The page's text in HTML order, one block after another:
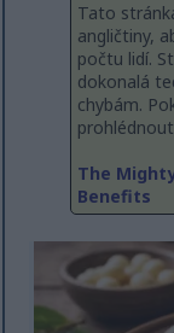
Tato
angličtiny,
počtu lidí.
dokonalá
chybám.
The
Benefits